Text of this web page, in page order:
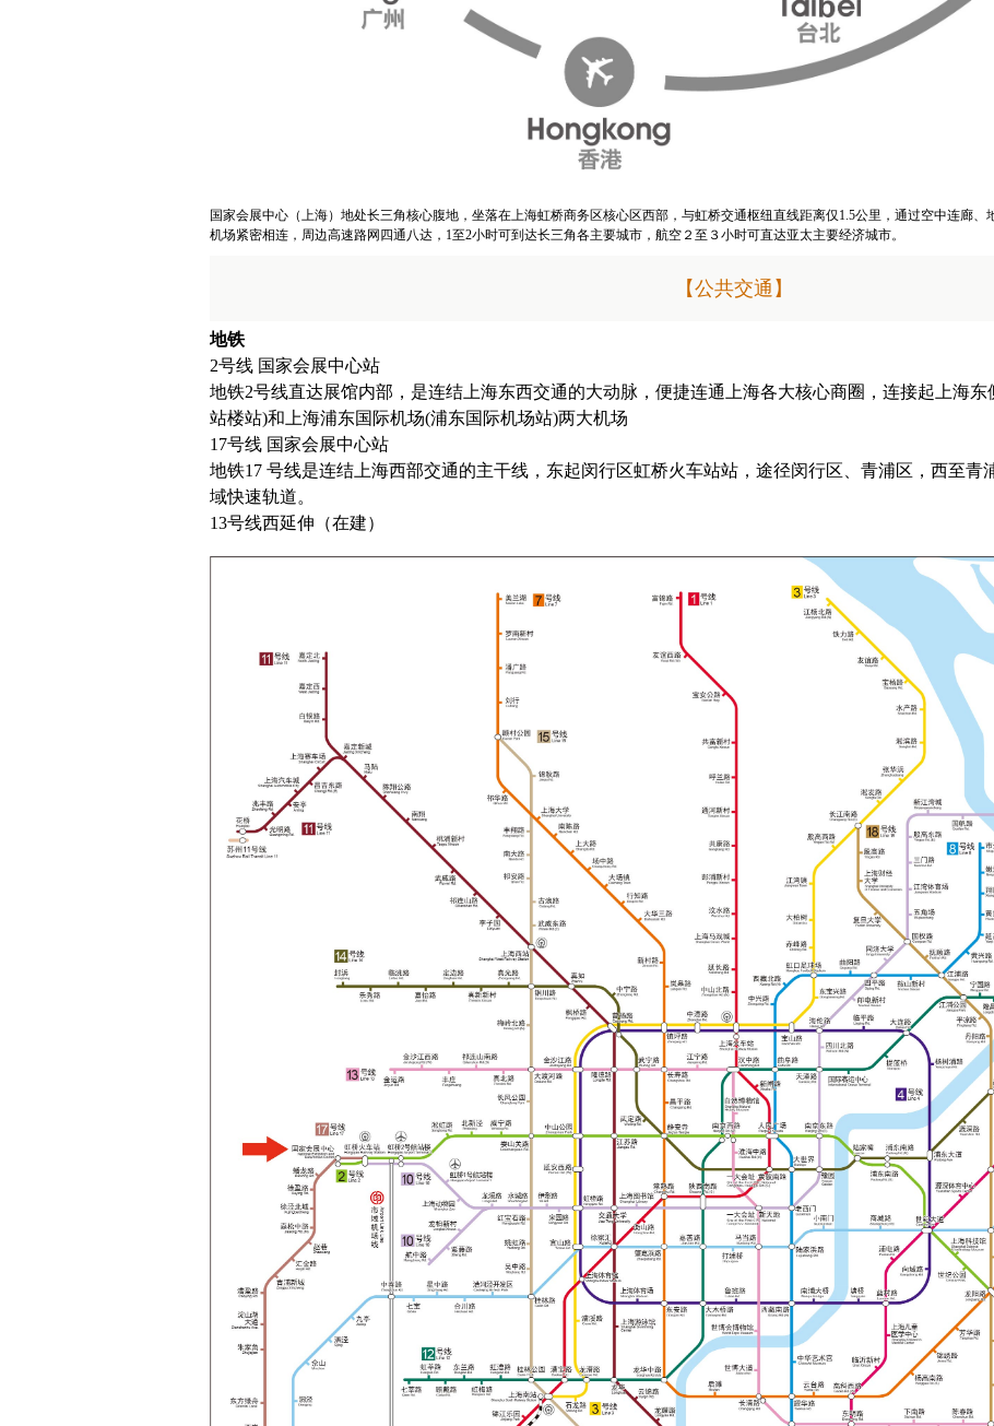
国家会展中心（上海）地处长三角核心腹地，坐落在上海虹桥商务区核心区西部，与虹桥交通枢纽直线距离仅1.5公里，通过空中连廊
机场紧密相连，周边高速路网四通八达，1至2小时可到达长三角各主要城市，航空２至３小时可直达亚太主要经济城市。
【公共交通】
地铁
2号线 国家会展中心站
地铁2号线直达展馆内部，是连结上海东西交通的大动脉，便捷连通上海各大核心商圈，连接起上海
站楼站)和上海浦东国际机场(浦东国际机场站)两大机场
17号线 国家会展中心站
地铁17 号线是连结上海西部交通的主干线，东起闵行区虹桥火车站站，途径闵行区、青浦区，西至青
域快速轨道。
13号线西延伸（在建）